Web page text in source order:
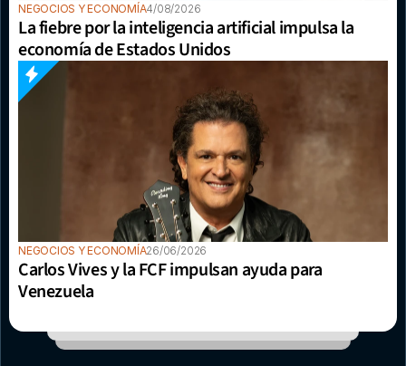
NEGOCIOS Y ECONOMÍA4/08/2026
La fiebre por la inteligencia artificial impulsa la
economía de Estados Unidos
NEGOCIOS Y ECONOMÍA26/06/2026
Carlos Vives y la FCF impulsan ayuda para
Venezuela